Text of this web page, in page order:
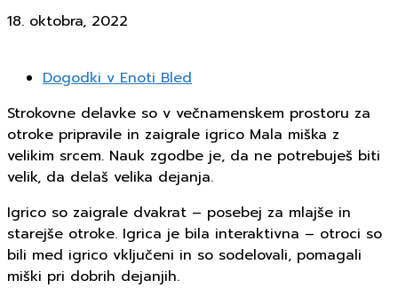
18. oktobra, 2022
Dogodki v Enoti Bled
Strokovne delavke so v večnamenskem prostoru za
otroke pripravile in zaigrale igrico Mala miška z
velikim srcem. Nauk zgodbe je, da ne potrebuješ biti
velik, da delaš velika dejanja.
Igrico so zaigrale dvakrat – posebej za mlajše in
starejše otroke. Igrica je bila interaktivna – otroci so
bili med igrico vključeni in so sodelovali, pomagali
miški pri dobrih dejanjih.